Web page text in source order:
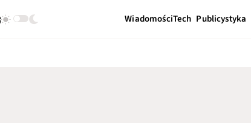
WiadomościTech Publicystyka